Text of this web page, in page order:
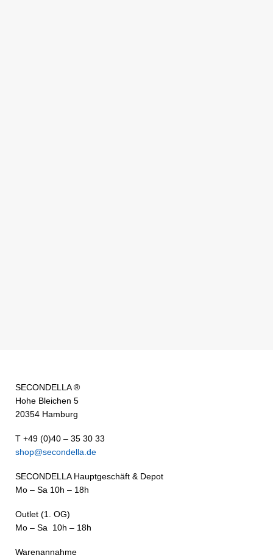
SECONDELLA ®
Hohe Bleichen 5
20354 Hamburg
T +49 (0)40 – 35 30 33
shop@secondella.de
SECONDELLA Hauptgeschäft & Depot
Mo – Sa 10h – 18h
Outlet (1. OG)
Mo – Sa 10h – 18h
Warenannahme